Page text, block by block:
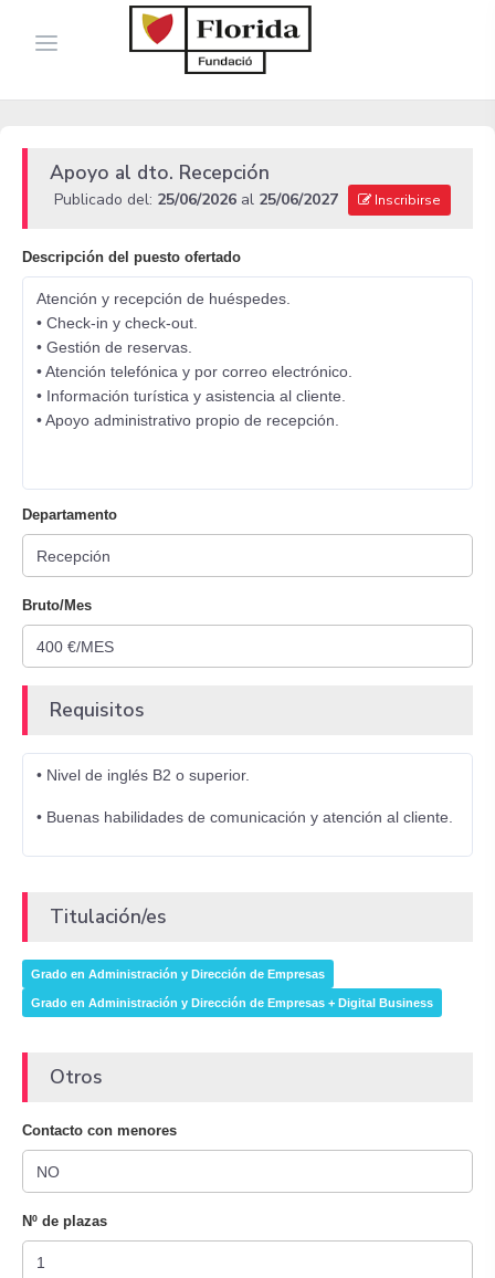
Apoyo al dto. Recepción
Publicado del: 25/06/2026 al 25/06/2027 Inscribirse
Descripción del puesto ofertado
Atención y recepción de huéspedes.
• Check-in y check-out.
• Gestión de reservas.
• Atención telefónica y por correo electrónico.
• Información turística y asistencia al cliente.
• Apoyo administrativo propio de recepción.
Departamento
Bruto/Mes
Requisitos
• Nivel de inglés B2 o superior.
• Buenas habilidades de comunicación y atención al cliente.
Titulación/es
Grado en Administración y Dirección de Empresas
Grado en Administración y Dirección de Empresas + Digital Business
Otros
Contacto con menores
Nº de plazas